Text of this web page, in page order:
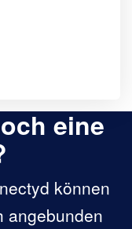
eine
können
angebunden